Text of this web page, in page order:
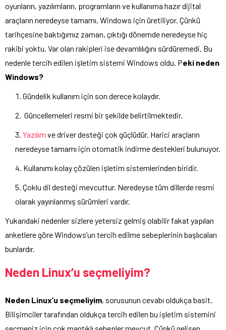
oyunların, yazılımların, programların ve kullanıma hazır dijital
araçların neredeyse tamamı, Windows için üretiliyor. Çünkü
tarihçesine baktığımız zaman, çıktığı dönemde neredeyse hiç
rakibi yoktu. Var olan rakipleri ise devamlılığını sürdüremedi. Bu
nedenle tercih edilen işletim sistemi Windows oldu. Peki neden
Windows?
Gündelik kullanım için son derece kolaydır.
Güncellemeleri resmi bir şekilde belirtilmektedir.
Yazılım ve driver desteği çok güçlüdür. Harici araçların
neredeyse tamamı için otomatik indirme destekleri bulunuyor.
Kullanımı kolay çözülen işletim sistemlerinden biridir.
Çoklu dil desteği mevcuttur. Neredeyse tüm dillerde resmi
olarak yayınlanmış sürümleri vardır.
Yukarıdaki nedenler sizlere yetersiz gelmiş olabilir fakat yapılan
anketlere göre Windows’un tercih edilme sebeplerinin başlıcaları
bunlardır.
Neden Linux’u seçmeliyim?
Neden Linux’u seçmeliyim, sorusunun cevabı oldukça basit.
Bilişimciler tarafından oldukça tercih edilen bu işletim sistemini